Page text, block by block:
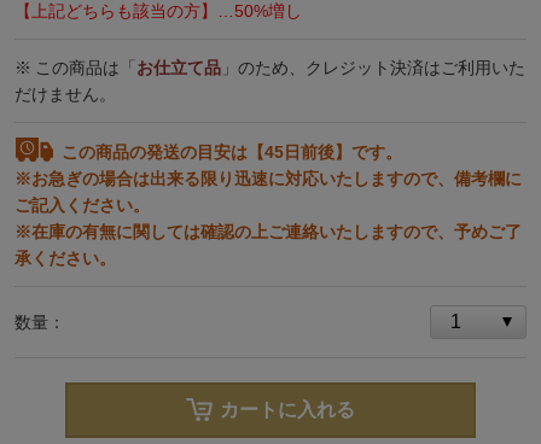
【上記どちらも該当の方】…50%増し
この商品は「 お仕立て品」のため、クレジット決済はご利用いた
だけません。
この商品の発送の目安は【45日前後】です。
※お急ぎの場合は出来る限り迅速に対応いたしますので、備考欄に
ご記入ください。
※在庫の有無に関しては確認の上ご連絡いたしますので、予めご了
承ください。
数量：
カートに入れる